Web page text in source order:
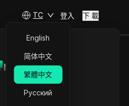
開放API
TC
English
简体中文
繁體中文
Русский
登入 下 載